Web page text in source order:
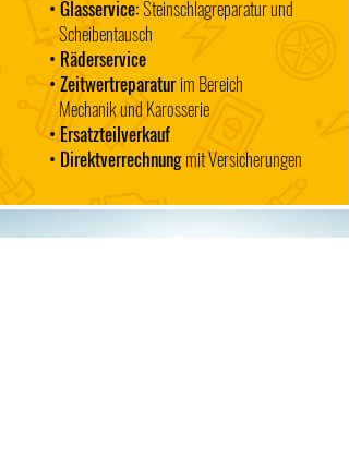
• Glasservice:Steinschlagreparatur und
Scheibentausch
• Räderservice
• Zeitwertreparaturim Bereich
Mechanik und Karosserie
• Ersatzteilverkauf
• Direktverrechnungmit Versicherungen
LEGEN SIE DIE BEINE HOCH!